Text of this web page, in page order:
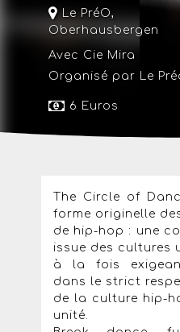
Le PréO,
Oberhausbergen
Avec Cie Mira
Organisé par Le
6 Euros
The Circle of
forme originelle
de hip-hop : une
issue des cultures
à la fois
dans le strict
de la culture hip-
unité.